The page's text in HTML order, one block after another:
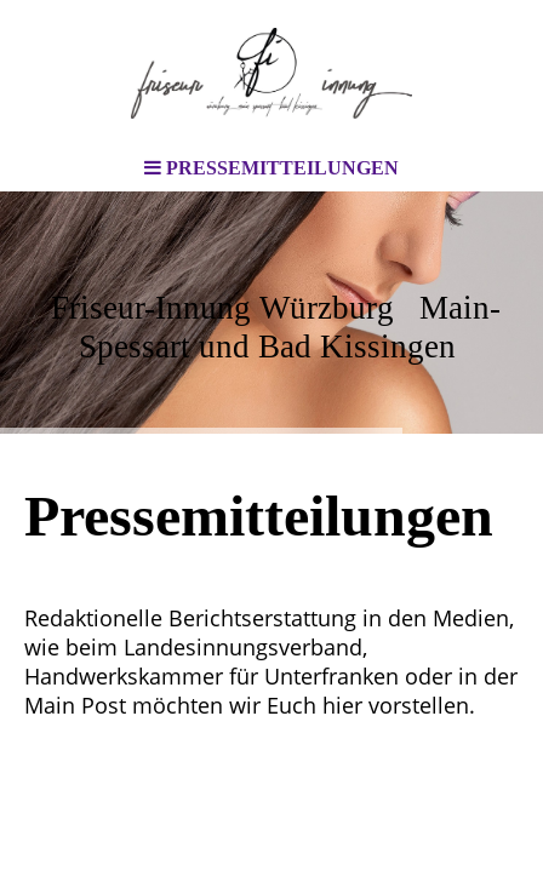
PRESSEMITTEILUNGEN
Friseur-Innung Würzburg Main-
Spessart und Bad Kissingen
Pressemitteilungen
Redaktionelle Berichtserstattung in den Medien,
wie beim Landesinnungsverband,
Handwerkskammer für Unterfranken oder in der
Main Post möchten wir Euch hier vorstellen.